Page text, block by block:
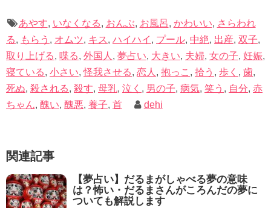
あやす, いなくなる, おんぶ, お風呂, かわいい, さらわれ
る, もらう , オムツ, キス , ハイハイ , プール, 中絶, 出産, 双子,
取り上げる, 喋る, 外国人 , 夢占い, 大きい, 夫婦, 女の子, 妊娠,
寝ている, 小さい,怪我させる, 恋人 , 抱っこ , 拾う , 歩く , 歯,
死ぬ, 殺される, 殺す, 母乳, 泣く , 男の子, 病気, 笑う , 自分, 赤
ちゃん, 醜い, 醜悪, 養子, 首 dehi
関連記事
【夢占い】だるまがしゃべる夢の意味
は？怖い・だるまさんがころんだの夢に
ついても解説します